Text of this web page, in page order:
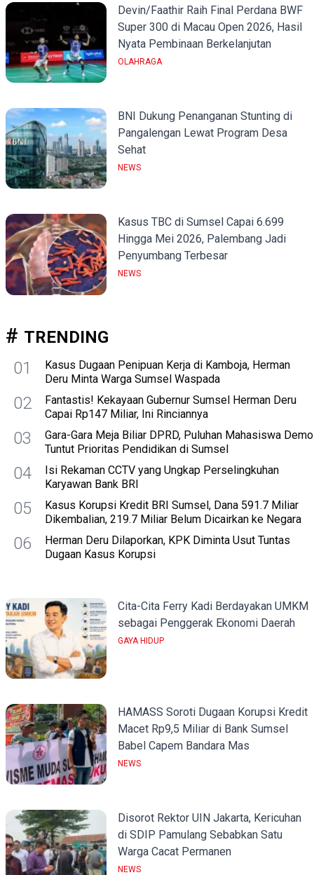
Devin/Faathir Raih Final Perdana BWF
Super 300 di Macau Open 2026, Hasil
Nyata Pembinaan Berkelanjutan
OLAHRAGA
BNI Dukung Penanganan Stunting di
Pangalengan Lewat Program Desa
Sehat
NEWS
Kasus TBC di Sumsel Capai 6.699
Hingga Mei 2026, Palembang Jadi
Penyumbang Terbesar
NEWS
TRENDING
01
Kasus Dugaan Penipuan Kerja di Kamboja, Herman
Deru Minta Warga Sumsel Waspada
02
Fantastis! Kekayaan Gubernur Sumsel Herman Deru
Capai Rp147 Miliar, Ini Rinciannya
03
Gara-Gara Meja Biliar DPRD, Puluhan Mahasiswa Demo
Tuntut Prioritas Pendidikan di Sumsel
04
Isi Rekaman CCTV yang Ungkap Perselingkuhan
Karyawan Bank BRI
05
Kasus Korupsi Kredit BRI Sumsel, Dana 591.7 Miliar
Dikembalian, 219.7 Miliar Belum Dicairkan ke Negara
06
Herman Deru Dilaporkan, KPK Diminta Usut Tuntas
Dugaan Kasus Korupsi
Cita-Cita Ferry Kadi Berdayakan UMKM
sebagai Penggerak Ekonomi Daerah
GAYA HIDUP
HAMASS Soroti Dugaan Korupsi Kredit
Macet Rp9,5 Miliar di Bank Sumsel
Babel Capem Bandara Mas
NEWS
Disorot Rektor UIN Jakarta, Kericuhan
di SDIP Pamulang Sebabkan Satu
Warga Cacat Permanen
NEWS